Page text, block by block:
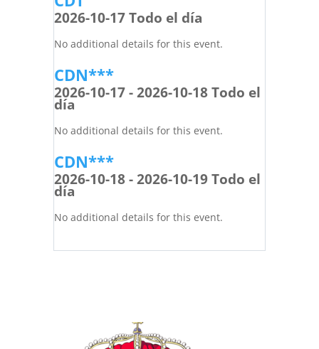
2026-10-17 Todo el día
No additional details for this event.
CDN***
2026-10-17 - 2026-10-18 Todo el
día
No additional details for this event.
CDN***
2026-10-18 - 2026-10-19 Todo el
día
No additional details for this event.